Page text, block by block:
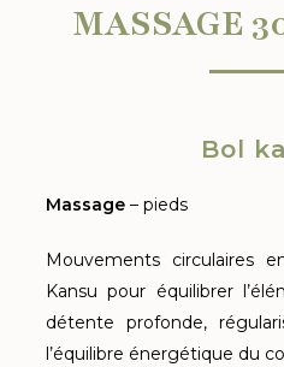
MASSAGE
Bol
Massage – pieds
Mouvements circulaires
Kansu pour équilibrer
détente profonde,
l’équilibre énergétique du